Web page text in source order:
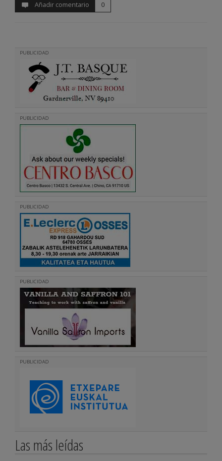
Añadir comentario
0
PUBLICIDAD
PUBLICIDAD
PUBLICIDAD
PUBLICIDAD
PUBLICIDAD
Las más leídas